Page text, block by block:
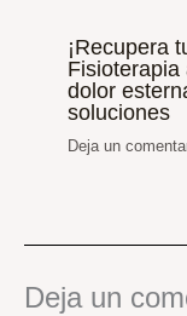
¡Recupera
Fisioterapia
dolor
soluciones
Deja un
Deja un